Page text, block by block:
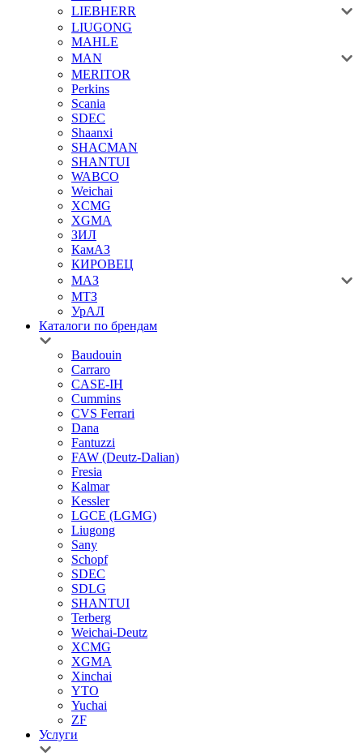
LIEBHERR
LIUGONG
MAHLE
MAN
MERITOR
Perkins
Scania
SDEC
Shaanxi
SHACMAN
SHANTUI
WABCO
Weichai
XCMG
XGMA
ЗИЛ
КамАЗ
КИРОВЕЦ
МАЗ
МТЗ
УрАЛ
Каталоги по брендам
Baudouin
Carraro
CASE-IH
Cummins
CVS Ferrari
Dana
Fantuzzi
FAW (Deutz-Dalian)
Fresia
Kalmar
Kessler
LGCE (LGMG)
Liugong
Sany
Schopf
SDEC
SDLG
SHANTUI
Terberg
Weichai-Deutz
XCMG
XGMA
Xinchai
YTO
Yuchai
ZF
Услуги